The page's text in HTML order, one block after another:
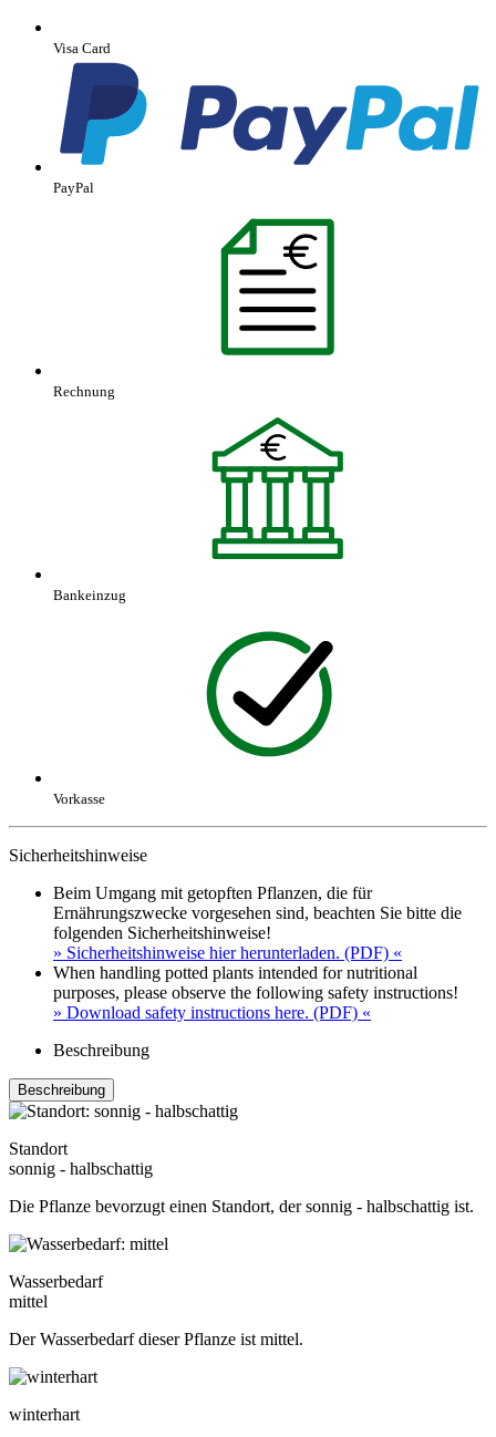
Visa Card
PayPal
Rechnung
Bankeinzug
Vorkasse
Sicherheitshinweise
Beim Umgang mit getopften Pflanzen, die für
Ernährungszwecke vorgesehen sind, beachten Sie bitte die
folgenden Sicherheitshinweise!
» Sicherheitshinweise hier herunterladen. (PDF) «
When handling potted plants intended for nutritional
purposes, please observe the following safety instructions!
» Download safety instructions here. (PDF) «
Beschreibung
Beschreibung
Standort
sonnig - halbschattig
Die Pflanze bevorzugt einen Standort, der sonnig - halbschattig ist.
Wasserbedarf
mittel
Der Wasserbedarf dieser Pflanze ist mittel.
winterhart